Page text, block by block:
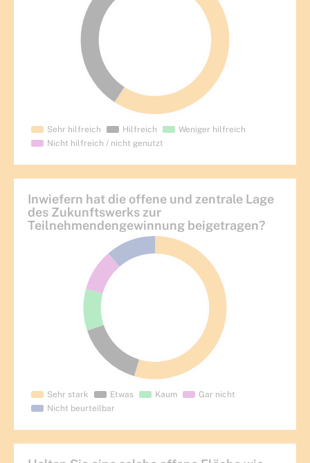
Inwiefern hat die offene und zentrale Lage
des Zukunftswerks zur
Teilnehmendengewinnung beigetragen?